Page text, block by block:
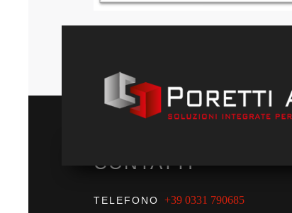
CONTATTI
TELEFONO +39 0331 790685